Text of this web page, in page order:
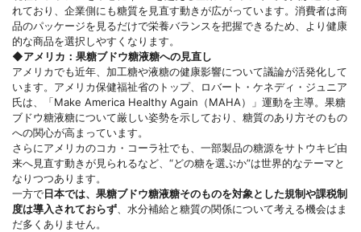
れており、企業側にも糖質を見直す動きが広がっています。消費者は商
品のパッケージを見るだけで栄養バランスを把握できるため、より健康
的な商品を選択しやすくなります。
◆アメリカ：果糖ブドウ糖液糖への見直し
アメリカでも近年、加工糖や液糖の健康影響について議論が活発化して
います。アメリカ保健福祉省のトップ、ロバート・ケネディ・ジュニア
氏は、「Make America Healthy Again（MAHA）」運動を主導。果糖
ブドウ糖液糖について厳しい姿勢を示しており、糖質のあり方そのもの
への関心が高まっています。
さらにアメリカのコカ・コーラ社でも、一部製品の糖源をサトウキビ由
来へ見直す動きが見られるなど、“どの糖を選ぶか”は世界的なテーマと
なりつつあります。
一方で日本では、果糖ブドウ糖液糖そのものを対象とした規制や課税制
度は導入されておらず、水分補給と糖質の関係について考える機会はま
だ多くありません。